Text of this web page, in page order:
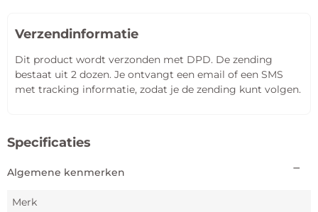
Verzendinformatie
Dit product wordt verzonden met DPD. De zending
bestaat uit 2 dozen. Je ontvangt een email of een SMS
met tracking informatie, zodat je de zending kunt volgen.
Specificaties
Algemene kenmerken
Merk